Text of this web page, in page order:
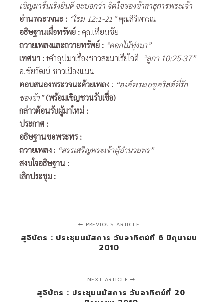
เชิญมารื่นเริงยินดี จะบอกว่า จิตใจของข้าสาธุการพระเจ้า
อ่านพระวจนะ : “โรม 12:1-21”คุณสิริพรรณ
อธิษฐานเผื่อทรัพย์ : คุณเทียนชัย
ถวายเพลงและถวายทรัพย์ : “ดอกไม้ทุ่งนา”
เทศนา :fคำอุปมาเรื่องชาวสะมาเรียใจดี
“ลูกา 10:25-37”
อ.ชัยวัฒน์ ชาวเมืองแมน
ตอบสนองพระวจนะด้วยเพลง : “องค์พระเยซูคริสต์ที่รัก
ของข้า”(พร้อมเชิญชวนรับเชื่อ)
กล่าวต้อนรับผู้มาใหม่ :
ประกาศ :
อธิษฐานขอพระพร:
ถวายเพลง : “สรรเสริญพระเจ้าผู้อำนวยพร”
สงบใจอธิษฐาน :
เลิกประชุม :
PREVIOUS ARTICLE
สูจิบัตร : ประชุมนมัสการ วันอาทิตย์ที่ 6 มิถุนายน
2010
NEXT ARTICLE
สูจิบัตร : ประชุมนมัสการ วันอาทิตย์ที่ 20